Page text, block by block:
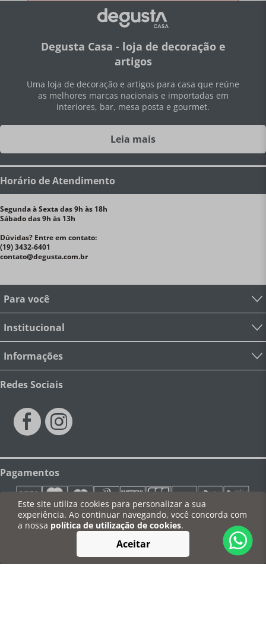
Este site utiliza cookies para personalizar a sua
experiência. Ao continuar navegando, você concorda com
a nossa política de utilização de cookies.
Aceitar
Degusta Casa - loja de decoração e
artigos
Uma loja de decoração e artigos para casa que reúne
as melhores marcas nacionais e importadas em
interiores, bar, mesa posta e gourmet.
Leia mais
Horário de Atendimento
Segunda à Sexta das 9h às 18h
Sábado das 9h às 13h
Dúvidas? Entre em contato:
(19) 3432-6401
contato@degusta.com.br
Para você
Institucional
Informações
Redes Sociais
Pagamentos
Segurança